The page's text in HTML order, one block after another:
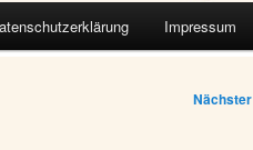
Impressum
Nächster